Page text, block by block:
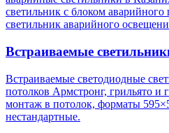
светильник с блоком аварийного
светильник аварийного
Встраиваемые
Встраиваемые светодиодные
потолков Армстронг, грильято и
монтаж в потолок, форматы
нестандартные.